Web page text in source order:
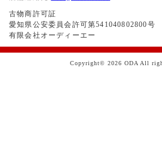
古物商許可証
愛知県公安委員会許可第541040802800号
有限会社オーディーエー
Copyright© 2026 ODA All